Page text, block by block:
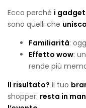
Ecco perché i
sono quelli che
Familiarità:
Effetto wow:
rende più
Il risultato? Il tuo
shopper: resta in